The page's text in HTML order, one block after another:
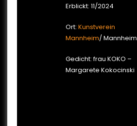
Erblickt: 11/2024
Ort: Kunstverein
Mannheim/ Mannheim
Gedicht: frau KOKO –
Margarete Kokocinski